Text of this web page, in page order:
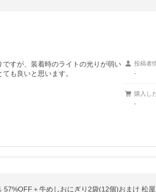
すが、装着時のライトの光りが弱い
も良いと思います。
投稿者
-
購入し
-